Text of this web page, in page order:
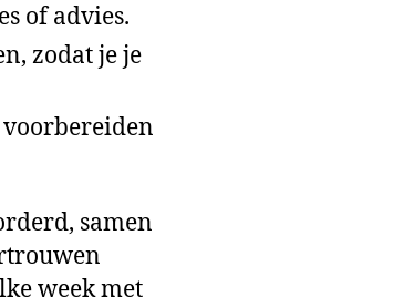
of advies.
zodat je je
samen
week met